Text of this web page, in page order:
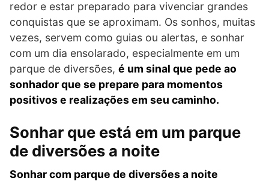
redor e estar preparado para vivenciar grandes
conquistas que se aproximam. Os sonhos, muitas
vezes, servem como guias ou alertas, e sonhar
com um dia ensolarado, especialmente em um
parque de diversões, é um sinal que pede ao
sonhador que se prepare para momentos
positivos e realizações em seu caminho.
Sonhar que está em um parque
de diversões a noite
Sonhar com parque de diversões a noite